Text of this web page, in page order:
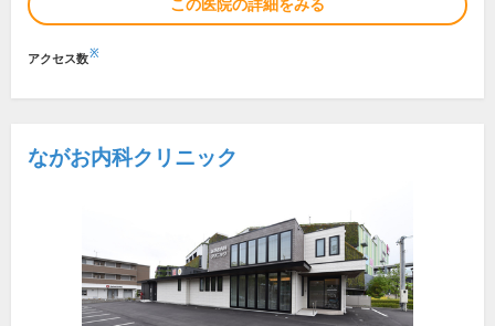
この医院の詳細をみる
アクセス数※
ながお内科クリニック